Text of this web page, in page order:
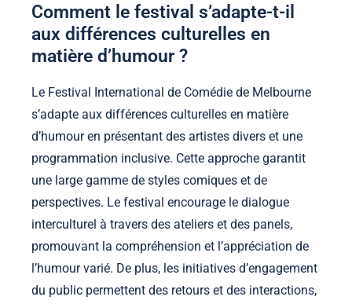
Comment le festival s’adapte-t-il
aux différences culturelles en
matière d’humour ?
Le Festival International de Comédie de Melbourne
s’adapte aux différences culturelles en matière
d’humour en présentant des artistes divers et une
programmation inclusive. Cette approche garantit
une large gamme de styles comiques et de
perspectives. Le festival encourage le dialogue
interculturel à travers des ateliers et des panels,
promouvant la compréhension et l’appréciation de
l’humour varié. De plus, les initiatives d’engagement
du public permettent des retours et des interactions,